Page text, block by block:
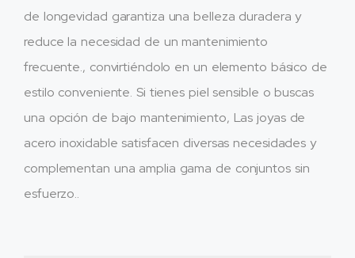
de longevidad garantiza una belleza duradera y
reduce la necesidad de un mantenimiento
frecuente., convirtiéndolo en un elemento básico de
estilo conveniente. Si tienes piel sensible o buscas
una opción de bajo mantenimiento, Las joyas de
acero inoxidable satisfacen diversas necesidades y
complementan una amplia gama de conjuntos sin
esfuerzo..